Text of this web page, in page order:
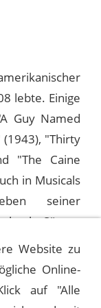
lebte. Einige
Guy Named
(1943), "Thirty
"The Caine
in Musicals
seiner
als Sänger
SHOW
Website zu
Online-
auf "Alle